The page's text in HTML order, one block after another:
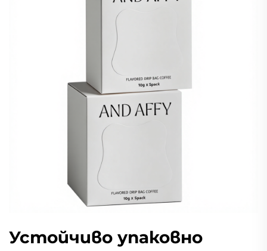
Устойчиво упаковно